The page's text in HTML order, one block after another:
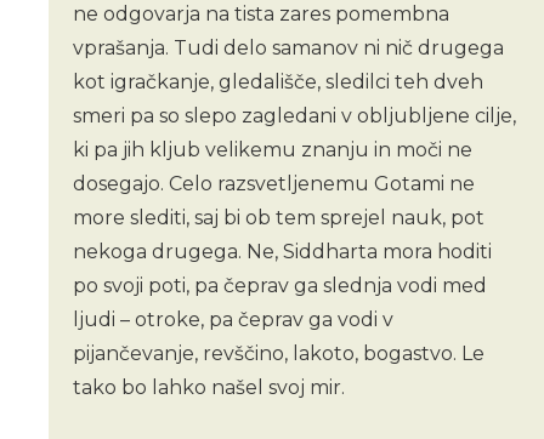
ne odgovarja na tista zares pomembna
vprašanja. Tudi delo samanov ni nič drugega
kot igračkanje, gledališče, sledilci teh dveh
smeri pa so slepo zagledani v obljubljene cilje,
ki pa jih kljub velikemu znanju in moči ne
dosegajo. Celo razsvetljenemu Gotami ne
more slediti, saj bi ob tem sprejel nauk, pot
nekoga drugega. Ne, Siddharta mora hoditi
po svoji poti, pa čeprav ga slednja vodi med
ljudi – otroke, pa čeprav ga vodi v
pijančevanje, revščino, lakoto, bogastvo. Le
tako bo lahko našel svoj mir.